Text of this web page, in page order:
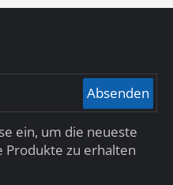
Absenden
ein, um die neueste
zu erhalten